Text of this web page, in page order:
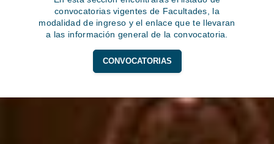
convocatorias vigentes de Facultades, la
modalidad de ingreso y el enlace que te llevaran
a las información general de la convocatoria.
CONVOCATORIAS